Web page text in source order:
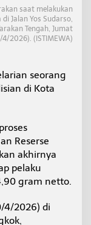
saat melakukan
Jalan Yos Sudarso,
Tengah, Jumat
4/2026). (ISTIMEWA)
seorang
di Kota
Reserse
akhirnya
pelaku
gram netto.
4/2026) di